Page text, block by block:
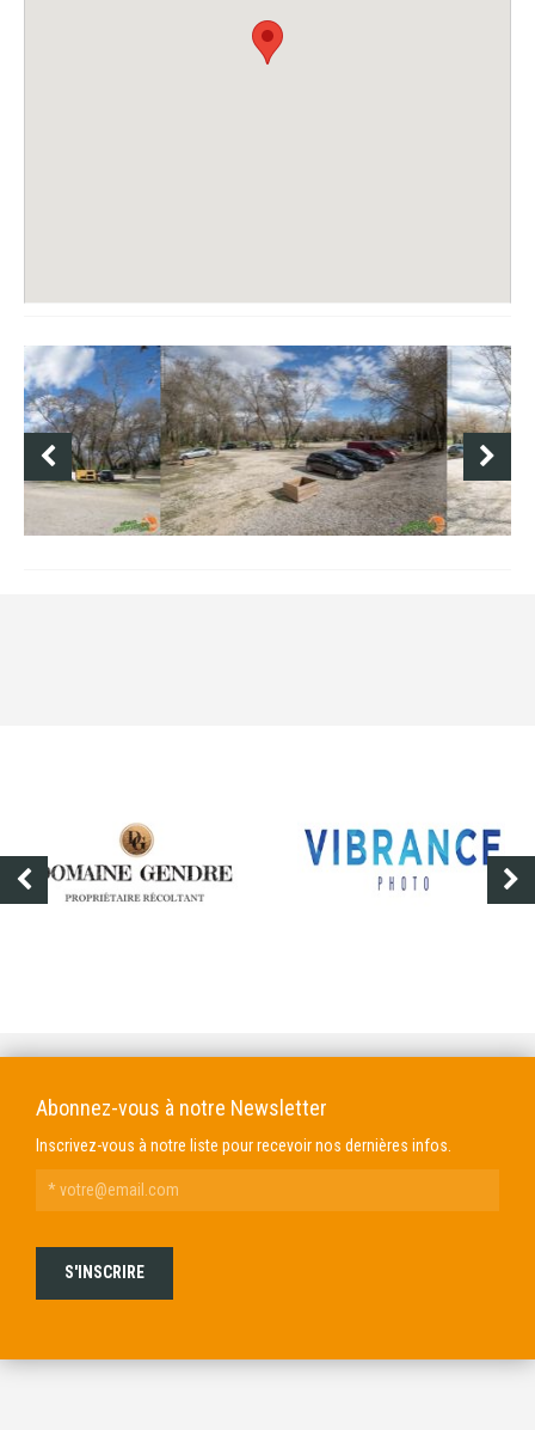
Abonnez-vous à notre Newsletter
Inscrivez-vous à notre liste pour recevoir nos dernières infos.